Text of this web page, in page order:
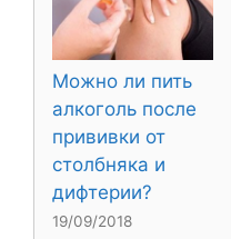
Можно ли пить
алкоголь после
прививки от
столбняка и
дифтерии?
19/09/2018